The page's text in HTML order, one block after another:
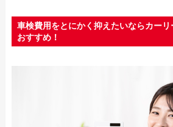
車検費用をとにかく抑えたいならカー
おすすめ！